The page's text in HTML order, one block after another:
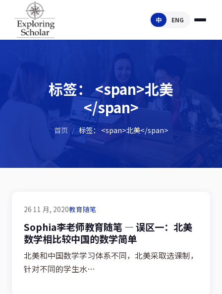
中 ENG
标签： <span>北美
</span>
首页 / 标签： <span>北美</span>
26 11 月, 2020教育随笔
Sophia李老师教育随笔 — 误区一：北美
数学相比较中国的数学简单
北美和中国数学学习体系不同，北美采取选课制，
针对不同的学生水…